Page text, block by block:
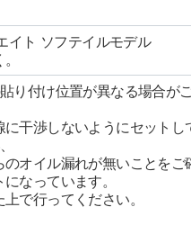
イト ソフテイルモデル
り付け位置が異なる場合がご
干渉しないようにセットし
オイル漏れが無いことをご
なっています。
で行ってください。